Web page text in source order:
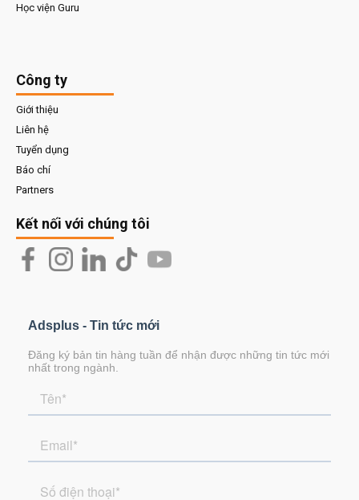
Học viện Guru
Công ty
Giới thiệu
Liên hệ
Tuyển dụng
Báo chí
Partners
Kết nối với chúng tôi